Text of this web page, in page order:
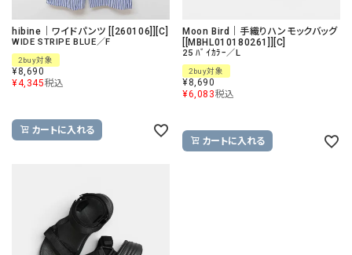
hibine｜ワイドパンツ [[260106]][C]
WIDE STRIPE BLUE／F
2buy対象
¥8,690
¥4,345税込
カートに入れる
Moon Bird｜手織りハンモックバッグ
[[MBHL010180261]][C]
25 ﾊﾞｲｶﾗｰ／L
2buy対象
¥8,690
¥6,083税込
カートに入れる